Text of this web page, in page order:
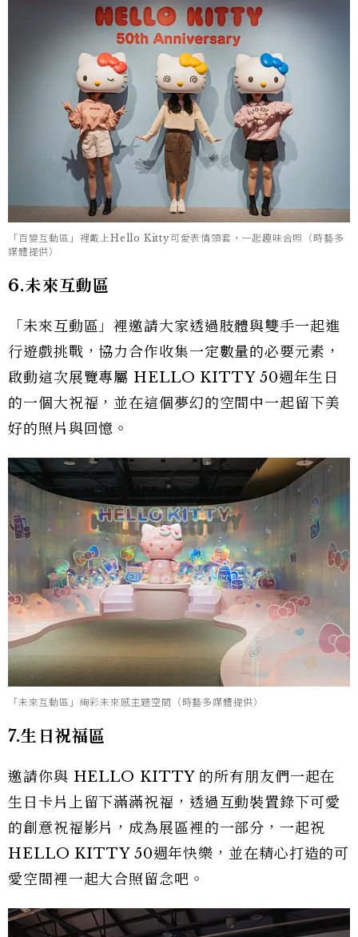
「百變互動區」裡戴上Hello Kitty可愛表情頭套，一起趣味合照（時藝多
媒體提供）
6.未來互動區
「未來互動區」裡邀請大家透過肢體與雙手一起進
行遊戲挑戰，協力合作收集一定數量的必要元素，
啟動這次展覽專屬 HELLO KITTY 50週年生日
的一個大祝福，並在這個夢幻的空間中一起留下美
好的照片與回憶。
「未來互動區」絢彩未來感主題空間（時藝多媒體提供）
7.生日祝福區
邀請你與 HELLO KITTY 的所有朋友們一起在
生日卡片上留下滿滿祝福，透過互動裝置錄下可愛
的創意祝福影片，成為展區裡的一部分，一起祝
HELLO KITTY 50週年快樂，並在精心打造的可
愛空間裡一起大合照留念吧。